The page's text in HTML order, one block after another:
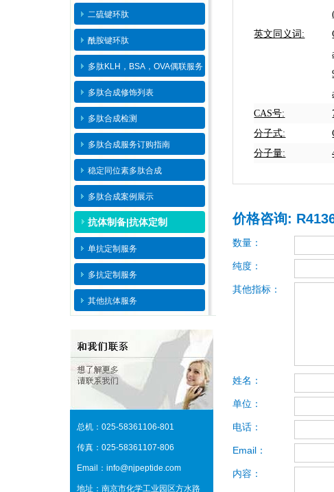
二硫键环肽
酰胺键环肽
多肽KLH，BSA，OVA偶联服务
多肽合成修饰列表
多肽合成检测
多肽合成服务订购指南
稳定同位素多肽合成
多肽合成案例展示
抗体制备|抗体定制
单抗定制服务
多抗定制服务
其他抗体服务
总机：025-58361106-801
传真：025-58361107-806
Email：info@njpeptide.com
地址：南京市化学工业园区方水路
英文同义词:
CAS号:
分子式:
分子量:
价格咨询:
数量：
纯度：
其他指标：
姓名：
单位：
电话：
Email：
内容：